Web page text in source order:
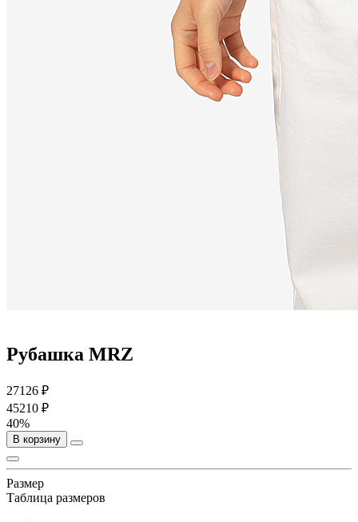
Рубашка MRZ
27126 ₽
45210 ₽
40%
В корзину
Размер
Таблица размеров